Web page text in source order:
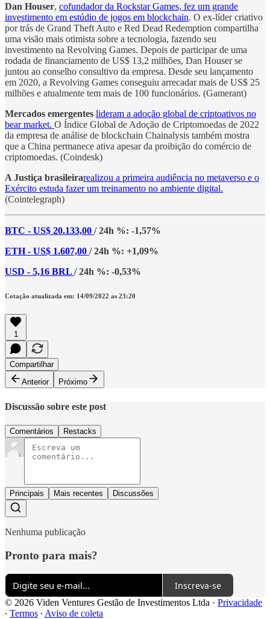
Dan Houser, cofundador da Rockstar Games, fez um grande
investimento em estúdio de jogos em blockchain. O ex-líder criativo
por trás de Grand Theft Auto e Red Dead Redemption compartilha
uma visão mais otimista sobre a tecnologia, fazendo seu
investimento na Revolving Games. Depois de participar de uma
rodada de financiamento de US$ 13,2 milhões, Dan Houser se
juntou ao conselho consultivo da empresa. Desde seu lançamento
em 2020, a Revolving Games conseguiu arrecadar mais de US$ 25
milhões e atualmente tem mais de 100 funcionários. (Gamerant)
Mercados emergentes lideram a adoção global de criptoativos no
bear market. O Índice Global de Adoção de Criptomoedas de 2022
da empresa de análise de blockchain Chainalysis também mostra
que a China permanece ativa apesar da proibição do comércio de
criptomoedas. (Coindesk)
A Justiça brasileirarealizou a primeira audiência no metaverso e o
Exército estuda fazer um treinamento no ambiente digital.
(Cointelegraph)
BTC - US$ 20.133,00 / 24h %: -1,57%
ETH - US$ 1.607,00 / 24h %: +1,09%
USD - 5,16 BRL / 24h %: -0,53%
Cotação atualizada em: 14/09/2022 as 23:20
1
Compartilhar
Anterior
Próximo
Discussão sobre este post
Comentários Restacks
Principais Mais recentes Discussões
Nenhuma publicação
Pronto para mais?
Inscreva-se
© 2026 Viden Ventures Gestão de Investimentos Ltda · Privacidade
∙ Termos ∙ Aviso de coleta